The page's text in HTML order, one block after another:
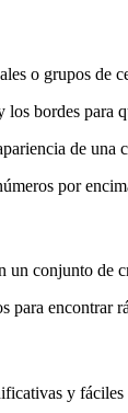
o grupos de
bordes para
de una
por
un conjunto de
encontrar
y